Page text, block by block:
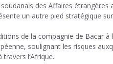
des Affaires étrangères
un autre pied stratégique
de la compagnie de Bacar à
soulignant les risques
l’Afrique.